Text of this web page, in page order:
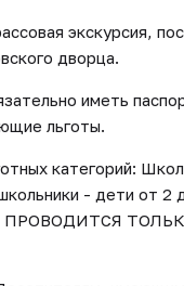
экскурсия,
дворца.
иметь
льготы.
категорий:
- дети от 2
ПРОВОДИТСЯ